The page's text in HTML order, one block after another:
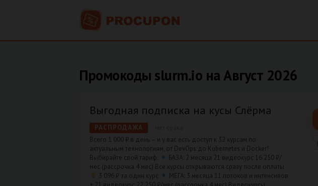
Промокоды slurm.io на Август 2026
Выгодная подписка на кусы Слёрма
РАСПРОДАЖА
Всего 1 000 ₽ в день – и у вас есть доступ к 32 курсам по
актуальным технологиям, от DevOps до Kubernetes и Docker!
Выбирайте свой тариф:
БАЗА: 2 месяца 21 видеокурс 16 250 ₽/
мес (рассрочка 4 мес) Все курсы открываются сразу после оплаты
3 096 ₽ за один курс
МЕГА: 3 месяца 11 потоков и интенсивов